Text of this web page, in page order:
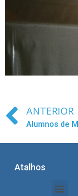
ANTERIOR
Atalhos